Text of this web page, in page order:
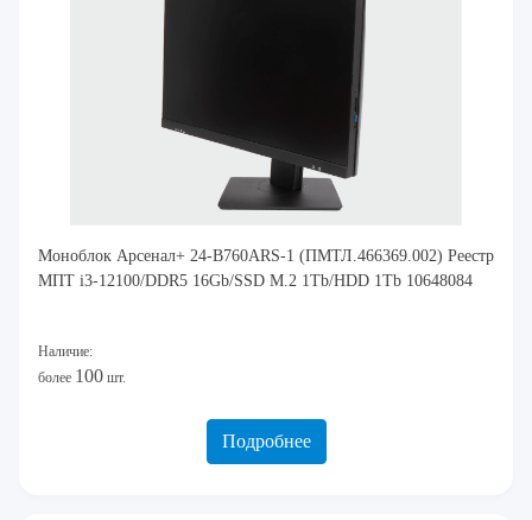
Моноблок Арсенал+ 24-B760ARS-1 (ПМТЛ.466369.002) Реестр
МПТ i3-12100/DDR5 16Gb/SSD M.2 1Tb/HDD 1Tb 10648084
Наличие:
более 100 шт.
Подробнее